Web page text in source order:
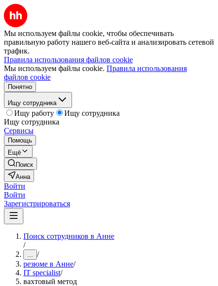
Мы используем файлы cookie, чтобы обеспечивать
правильную работу нашего веб-сайта и анализировать сетевой
трафик.
Правила использования файлов cookie
Мы используем файлы cookie. Правила использования
файлов cookie
Понятно
Ищу сотрудника
Ищу работу
Ищу сотрудника
Ищу сотрудника
Сервисы
Помощь
Ещё
Поиск
Анна
Войти
Войти
Зарегистрироваться
Поиск сотрудников в Анне
/
... /
резюме в Анне/
IT specialist/
вахтовый метод